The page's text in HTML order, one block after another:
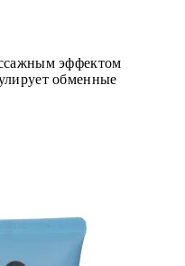
эффектом
обменные